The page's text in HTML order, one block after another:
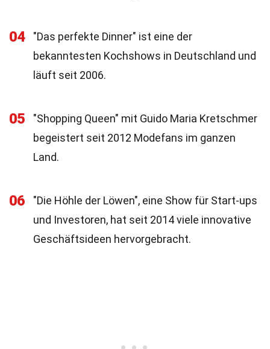
04
"Das perfekte Dinner" ist eine der
bekanntesten Kochshows in Deutschland und
läuft seit 2006.
05
"Shopping Queen" mit Guido Maria Kretschmer
begeistert seit 2012 Modefans im ganzen
Land.
06
"Die Höhle der Löwen", eine Show für Start-ups
und Investoren, hat seit 2014 viele innovative
Geschäftsideen hervorgebracht.